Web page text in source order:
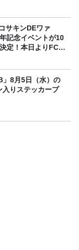
サキンDEワァ
記念イベントが10
定！本日よりFC先
」8月5日（水）の
入りステッカープ